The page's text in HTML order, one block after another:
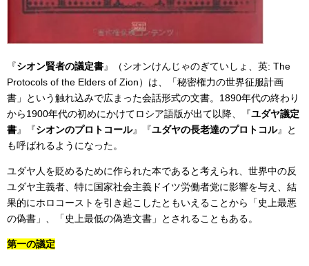
『シオン賢者の議定書』（シオンけんじゃのぎていしょ、英: The
Protocols of the Elders of Zion）は、「秘密権力の世界征服計画
書」という触れ込みで広まった会話形式の文書。1890年代の終わり
から1900年代の初めにかけてロシア語版が出て以降、『ユダヤ議定
書』『シオンのプロトコール』『ユダヤの長老達のプロトコル』と
も呼ばれるようになった。
ユダヤ人を貶めるために作られた本であると考えられ、世界中の反
ユダヤ主義者、特に国家社会主義ドイツ労働者党に影響を与え、結
果的にホロコーストを引き起こしたともいえることから「史上最悪
の偽書」、「史上最低の偽造文書」とされることもある。
第一の議定